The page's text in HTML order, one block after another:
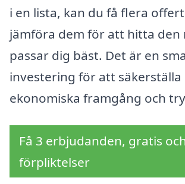
i en lista, kan du få flera
jämföra dem för att hitta den
passar dig bäst. Det är en
investering för att säkerställa
ekonomiska framgång och
Få 3 erbjudanden, gratis
förpliktelser